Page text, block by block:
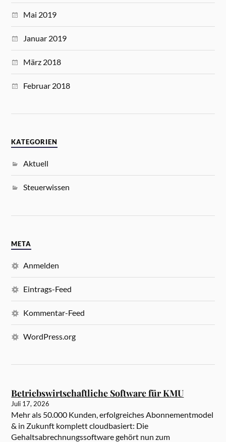
Mai 2019
Januar 2019
März 2018
Februar 2018
KATEGORIEN
Aktuell
Steuerwissen
META
Anmelden
Eintrags-Feed
Kommentar-Feed
WordPress.org
Betriebswirtschaftliche Software für KMU
Juli 17, 2026
Mehr als 50.000 Kunden, erfolgreiches Abonnementmodel
& in Zukunft komplett cloudbasiert: Die
Gehaltsabrechnungssoftware gehört nun zum